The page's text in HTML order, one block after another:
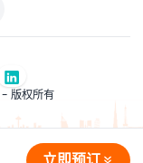
- 版权所有